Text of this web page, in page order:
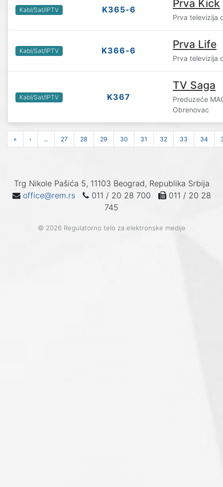
Kabl/Sat/IPTV K365-6 Prva Kick
Prva televizija
Kabl/Sat/IPTV K366-6 Prva Life
Prva televizija
Kabl/Sat/IPTV K367
TV Saga
Preduzeće
Obrenovac
« ‹ ... 27 28 29 30 31 32 33 34
Trg Nikole Pašića 5, 11103 Beograd, Republika Srbija
office@rem.rs
011 / 20 28 700
011 / 20 28
745
© 2026 Regulatorno telo za elektronske medije